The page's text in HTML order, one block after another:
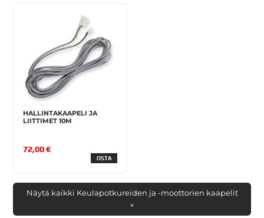
HALLINTAKAAPELI JA
LIITTIMET 10M
72,00 €
OSTA
Näytä kaikki Keulapotkureiden ja -moottorien kaapelit
»